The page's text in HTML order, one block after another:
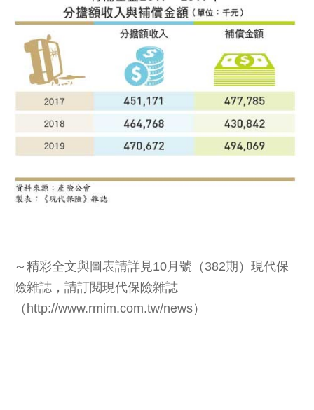
～精彩全文與圖表請詳見10月號（382期）現代保
險雜誌，請訂閱現代保險雜誌
（http://www.rmim.com.tw/news）